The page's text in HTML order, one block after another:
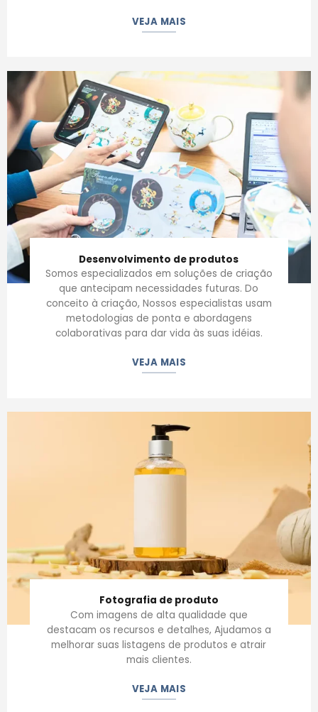
VEJA MAIS
Desenvolvimento de produtos
Somos especializados em soluções de criação
que antecipam necessidades futuras. Do
conceito à criação, Nossos especialistas usam
metodologias de ponta e abordagens
colaborativas para dar vida às suas idéias.
VEJA MAIS
Fotografia de produto
Com imagens de alta qualidade que
destacam os recursos e detalhes, Ajudamos a
melhorar suas listagens de produtos e atrair
mais clientes.
VEJA MAIS